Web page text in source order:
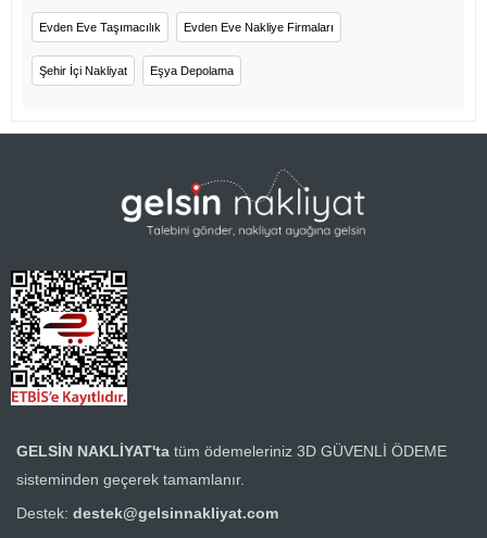
Evden Eve Taşımacılık Evden Eve Nakliye Firmaları
Şehir İçi Nakliyat Eşya Depolama
GELSİN NAKLİYAT'ta tüm ödemeleriniz 3D GÜVENLİ ÖDEME
sisteminden geçerek tamamlanır.
Destek: destek@gelsinnakliyat.com